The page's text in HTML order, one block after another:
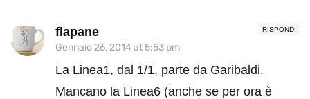
RISPONDI
flapane
Gennaio 26, 2014 at 5:53 pm
La Linea1, dal 1/1, parte da Garibaldi.
Mancano la Linea6 (anche se per ora è